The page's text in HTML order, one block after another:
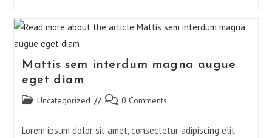
Mattis sem interdum magna augue
eget diam
Uncategorized 0 Comments
Lorem ipsum dolor sit amet, consectetur adipiscing elit.